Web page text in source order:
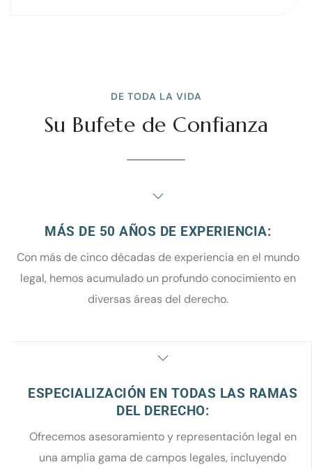
DE TODA LA VIDA
Su Bufete de Confianza
MÁS DE 50 AÑOS DE EXPERIENCIA:
Con más de cinco décadas de experiencia en el mundo
legal, hemos acumulado un profundo conocimiento en
diversas áreas del derecho.
ESPECIALIZACIÓN EN TODAS LAS RAMAS
DEL DERECHO:
Ofrecemos asesoramiento y representación legal en
una amplia gama de campos legales, incluyendo